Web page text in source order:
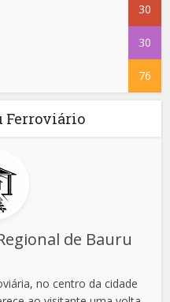
30
30
76
Ferroviário
de Bauru
no centro da cidade